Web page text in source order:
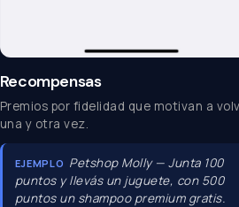
Recompensas
Premios por fidelidad que motivan a
una y otra vez.
EJEMPLO Petshop Molly — Junta 100
puntos y llevás un juguete, con 500
puntos un shampoo premium gratis.